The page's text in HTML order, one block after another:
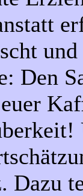
Den
Dazu